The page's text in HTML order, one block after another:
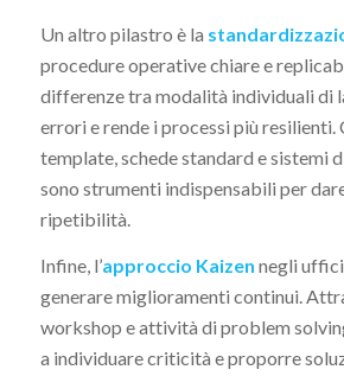
Un altro pilastro è la
procedure operative chiare e
differenze tra modalità individuali di
errori e rende i processi più resilienti.
template, schede standard e sistemi
sono strumenti indispensabili per
ripetibilità.
Infine, l’approccio Kaizen negli
generare miglioramenti continui.
workshop e attività di problem
a individuare criticità e proporre